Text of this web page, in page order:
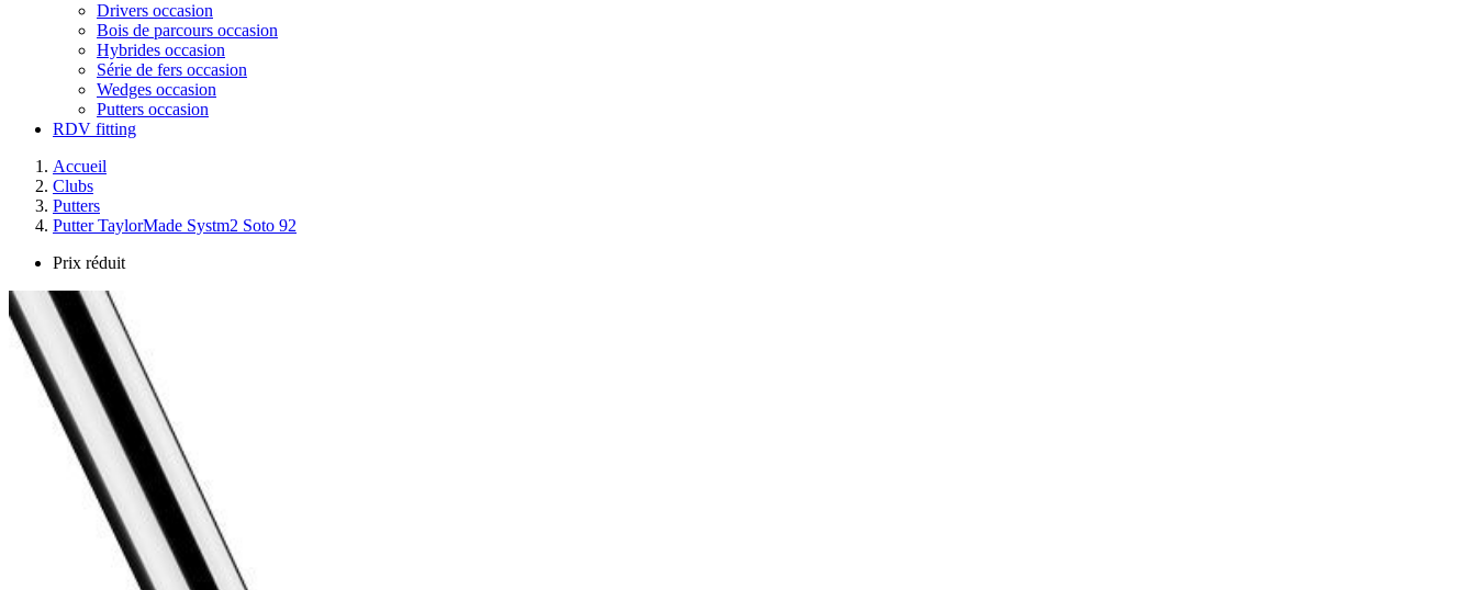
Drivers occasion
Bois de parcours occasion
Hybrides occasion
Série de fers occasion
Wedges occasion
Putters occasion
RDV fitting
Accueil
Clubs
Putters
Putter TaylorMade Systm2 Soto 92
Prix réduit